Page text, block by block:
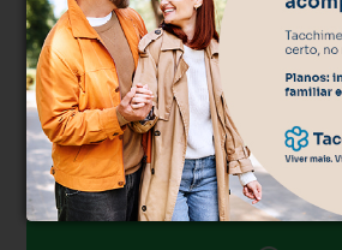
Contato para a Mídia
GLOBENEWSWIRE (Distribution ID